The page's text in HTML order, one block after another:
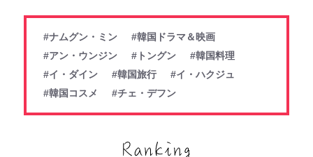
#ナムグン・ミン
#韓国ドラマ＆映画
#アン・ウンジン
#トングン
#韓国料理
#イ・ダイン
#韓国旅行
#イ・ハクジュ
#韓国コスメ
#チェ・デフン